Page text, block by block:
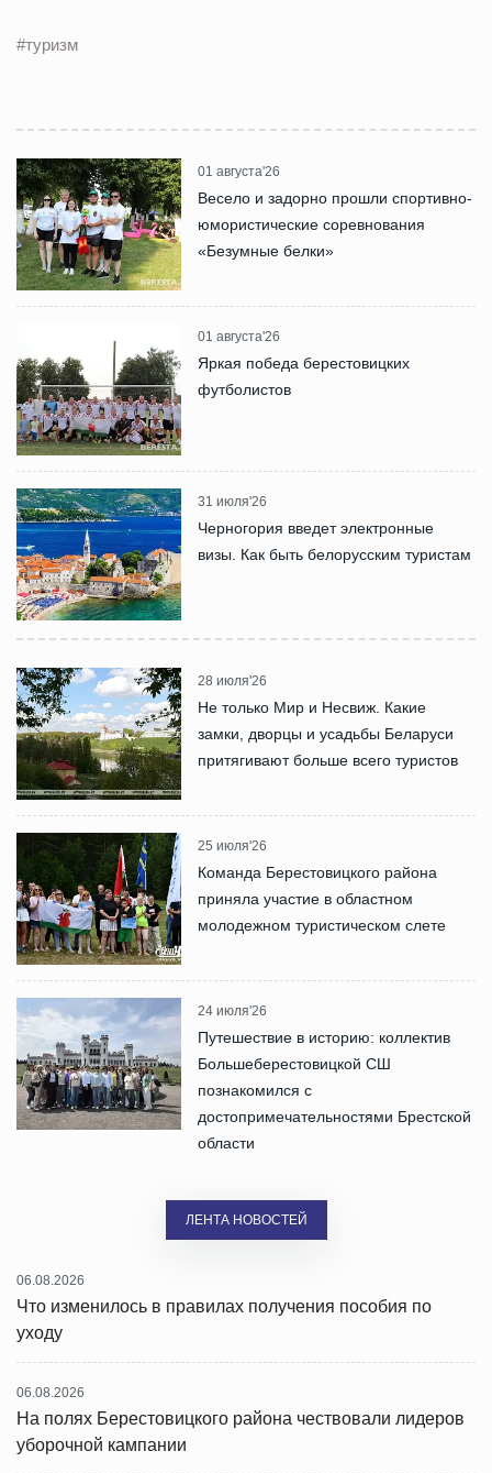
#туризм
01 августа'26
Весело и задорно прошли спортивно-
юмористические соревнования
«Безумные белки»
01 августа'26
Яркая победа берестовицких
футболистов
31 июля'26
Черногория введет электронные
визы. Как быть белорусским туристам
28 июля'26
Не только Мир и Несвиж. Какие
замки, дворцы и усадьбы Беларуси
притягивают больше всего туристов
25 июля'26
Команда Берестовицкого района
приняла участие в областном
молодежном туристическом слете
24 июля'26
Путешествие в историю: коллектив
Большеберестовицкой СШ
познакомился с
достопримечательностями Брестской
области
ЛЕНТА НОВОСТЕЙ
06.08.2026
Что изменилось в правилах получения пособия по
уходу
06.08.2026
На полях Берестовицкого района чествовали лидеров
уборочной кампании